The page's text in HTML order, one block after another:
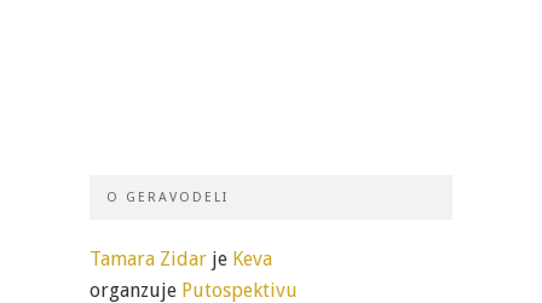
O GERAVODELI
Tamara Zidar je Keva
organzuje Putospektivu